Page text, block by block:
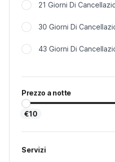
21 Giorni Di
30 Giorni Di
43 Giorni Di
Prezzo a notte
€10
Servizi